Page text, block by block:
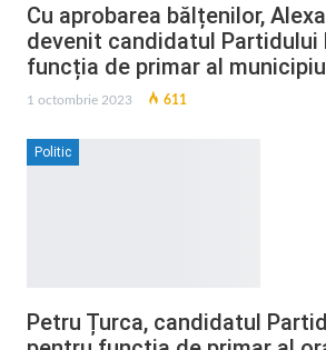
Cu aprobarea bălțenilor,
devenit candidatul Partidului
funcția de primar al
1 octombrie 2023 611
Politic
Petru Țurca, candidatul